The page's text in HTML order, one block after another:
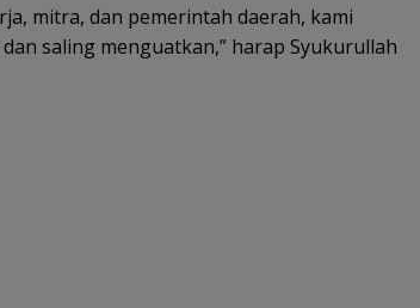
mitra, dan pemerintah daerah, kami
saling menguatkan,” harap Syukurullah